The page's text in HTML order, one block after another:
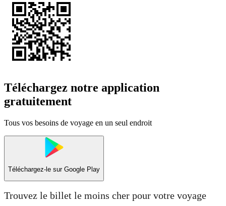
Téléchargez notre application
gratuitement
Tous vos besoins de voyage en un seul endroit
Téléchargez-le sur Google Play
Trouvez le billet le moins cher pour votre voyage